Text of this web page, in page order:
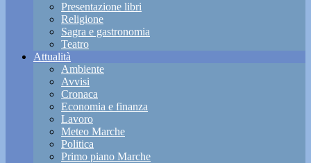
Presentazione libri
Religione
Sagra e gastronomia
Teatro
Attualità
Ambiente
Avvisi
Cronaca
Economia e finanza
Lavoro
Meteo Marche
Politica
Primo piano Marche